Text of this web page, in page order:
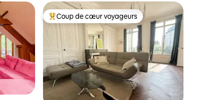
plus aimés Coup de cœur voyageurs parmi les plus aimés
Coup de cœur voyageurs